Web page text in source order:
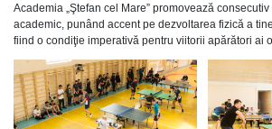
Academia „Ştefan cel Mare” promovează
academic, punând accent pe dezvoltarea fizică a
fiind o condiţie imperativă pentru viitorii apărători ai